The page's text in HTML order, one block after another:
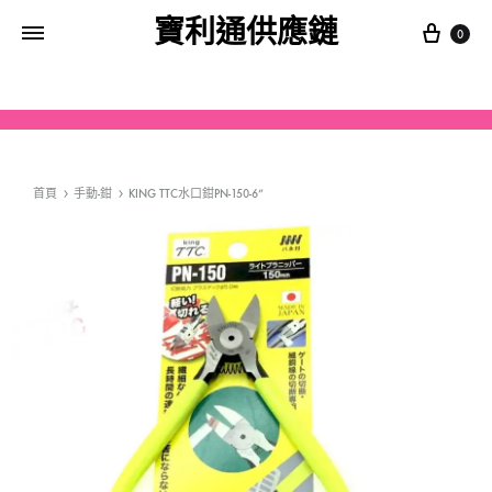
寶利通供應鏈 0
首頁 手動-鉗 KING TTC水口鉗PN-150-6”